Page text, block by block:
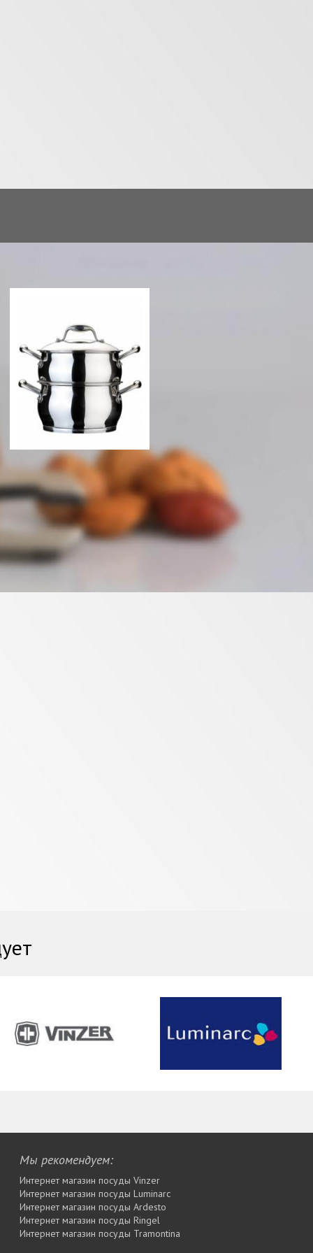
Кастрюля с 2
пароварками Berghoff
Zeno 20 см., 3,8..
3799 грн
Кастрюля Berghoff Zeno
24 см, 6,3 л
3236 грн
Мы рекомендуем:
Интернет магазин посуды Vinzer
Интернет магазин посуды Luminarc
Интернет магазин посуды Ardesto
Интернет магазин посуды Rіngel
Интернет магазин посуды Tramontina